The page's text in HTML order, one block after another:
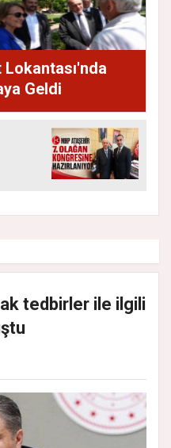
Geldi
tedbirler ile ilgili